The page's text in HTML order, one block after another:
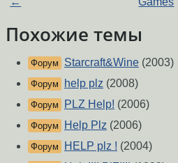
Похожие темы
Форум Starcraft&Wine (2003)
Форум help plz (2008)
Форум PLZ Help! (2006)
Форум Help Plz (2006)
Форум HELP plz ! (2004)